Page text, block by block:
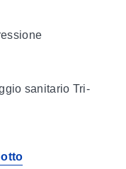
sanitario Tri-